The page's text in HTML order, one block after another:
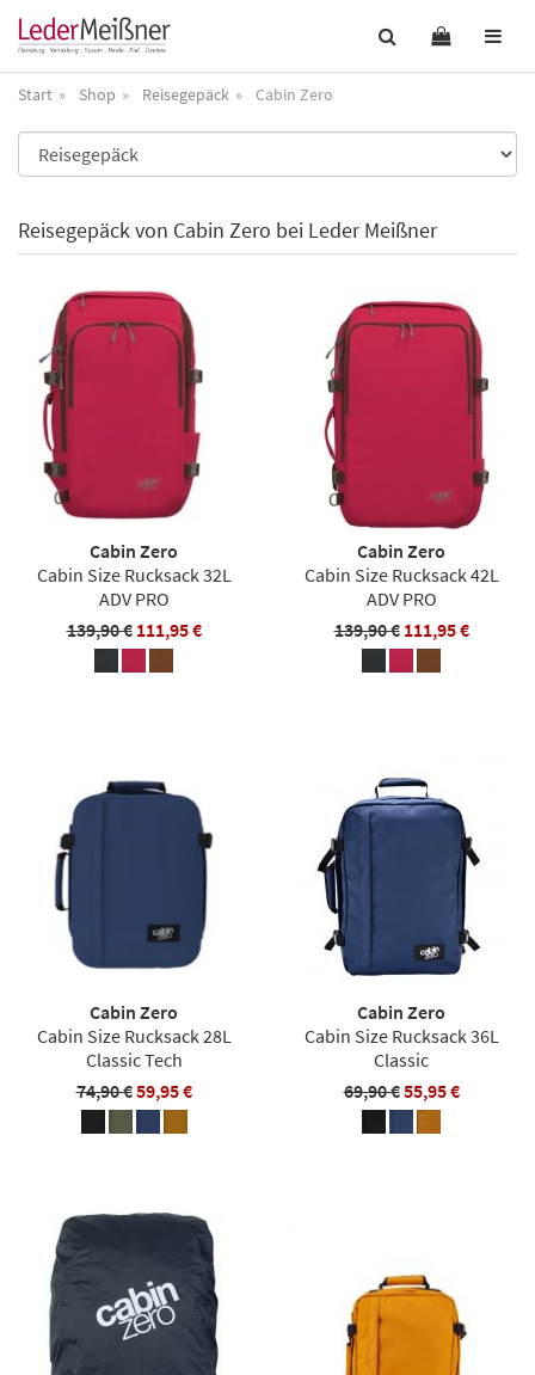
Start Shop Reisegepäck Cabin Zero
Reisegepäck von Cabin Zero bei Leder Meißner
Cabin Zero
Cabin Size Rucksack 32L
ADV PRO
139,90 € 111,95 €
Cabin Zero
Cabin Size Rucksack 42L
ADV PRO
139,90 € 111,95 €
Cabin Zero
Cabin Size Rucksack 28L
Classic Tech
74,90 €59,95 €
Cabin Zero
Cabin Size Rucksack 36L
Classic
69,90 €55,95 €